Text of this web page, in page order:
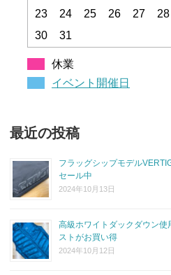
23 24 25 26 27 28
30
31
休業
イベント開催日
最近の投稿
フラッグシップモデル
セール中
2024年10月13日
高級ホワイトダックダウン使
ストがお買い得
2024年10月12日